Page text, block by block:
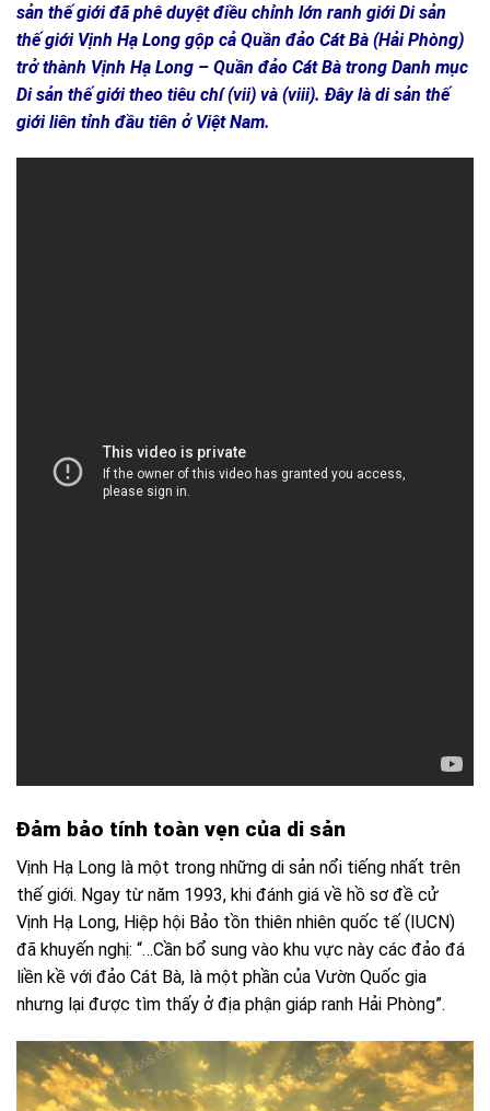
sản thế giới đã phê duyệt điều chỉnh lớn ranh giới Di sản
thế giới Vịnh Hạ Long gộp cả Quần đảo Cát Bà (Hải Phòng)
trở thành Vịnh Hạ Long – Quần đảo Cát Bà trong Danh mục
Di sản thế giới theo tiêu chí (vii) và (viii). Đây là di sản thế
giới liên tỉnh đầu tiên ở Việt Nam.
Đảm bảo tính toàn vẹn của di sản
Vịnh Hạ Long là một trong những di sản nổi tiếng nhất trên
thế giới. Ngay từ năm 1993, khi đánh giá về hồ sơ đề cử
Vịnh Hạ Long, Hiệp hội Bảo tồn thiên nhiên quốc tế (IUCN)
đã khuyến nghị: “…Cần bổ sung vào khu vực này các đảo đá
liền kề với đảo Cát Bà, là một phần của Vườn Quốc gia
nhưng lại được tìm thấy ở địa phận giáp ranh Hải Phòng”.